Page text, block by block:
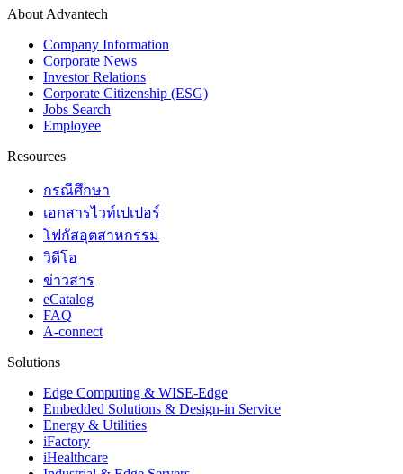
About Advantech
Company Information
Corporate News
Investor Relations
Corporate Citizenship (ESG)
Jobs Search
Employee
Resources
กรณีศึกษา
เอกสารไวท์เปเปอร์
โฟกัสอุตสาหกรรม
วิดีโอ
ข่าวสาร
eCatalog
FAQ
A-connect
Solutions
Edge Computing & WISE-Edge
Embedded Solutions & Design-in Service
Energy & Utilities
iFactory
iHealthcare